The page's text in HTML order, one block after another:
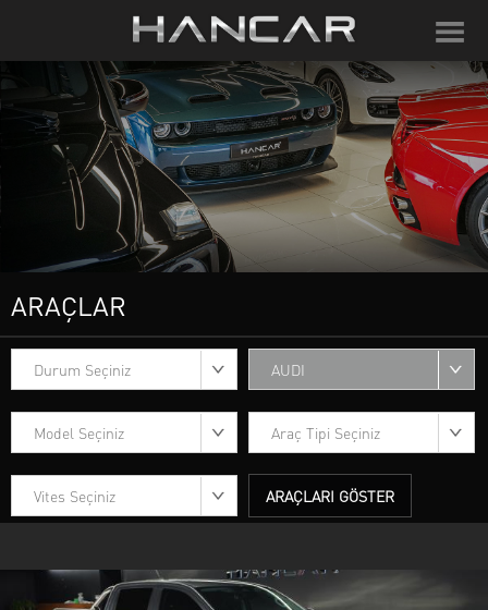
Durum Seçiniz AUDI
Model Seçiniz Araç Tipi Seçiniz
Vites Seçiniz ARAÇLARI GÖSTER
ARAÇLAR